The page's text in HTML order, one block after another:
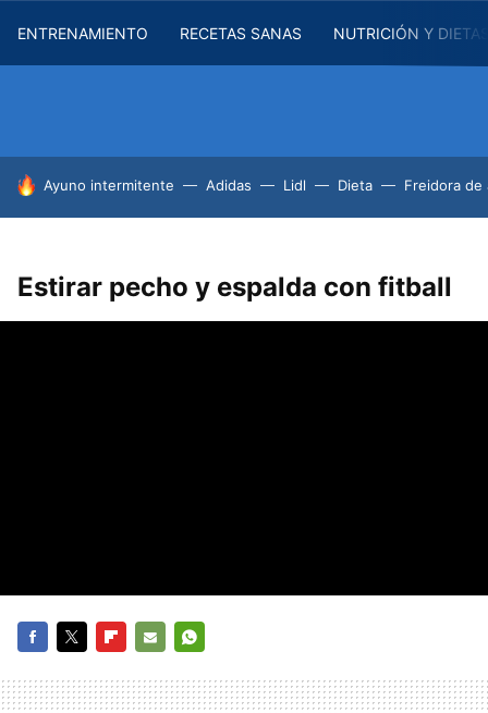
ENTRENAMIENTO RECETAS SANAS NUTRICIÓN Y
HOY SE HABLA DE
Ayuno intermitente Adidas Lidl Dieta Freidora de
Estirar pecho y espalda con fitball
MAIL